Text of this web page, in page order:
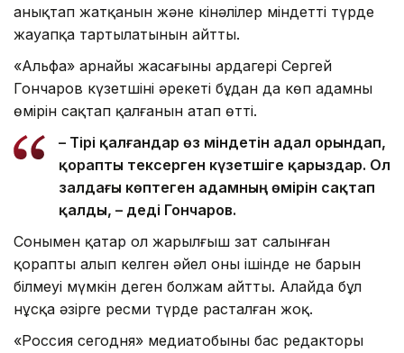
анықтап жатқанын және кінәлілер міндетті түрде
жауапқа тартылатынын айтты.
«Альфа» арнайы жасағының ардагері Сергей
Гончаров күзетшінің әрекеті бұдан да көп адамның
өмірін сақтап қалғанын атап өтті.
– Тірі қалғандар өз міндетін адал орындап,
қорапты тексерген күзетшіге қарыздар. Ол
залдағы көптеген адамның өмірін сақтап
қалды, – деді Гончаров.
Сонымен қатар ол жарылғыш зат салынған
қорапты алып келген әйел оның ішінде не барын
білмеуі мүмкін деген болжам айтты. Алайда бұл
нұсқа әзірге ресми түрде расталған жоқ.
«Россия сегодня» медиатобының бас редакторы